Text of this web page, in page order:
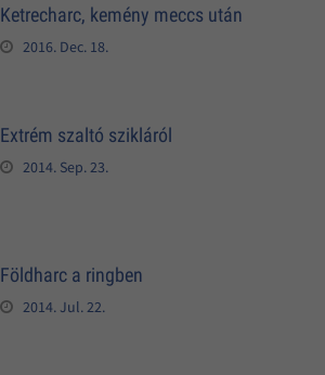
Ketrecharc, kemény meccs után
2016. Dec. 18.
Extrém szaltó szikláról
2014. Sep. 23.
Földharc a ringben
2014. Jul. 22.